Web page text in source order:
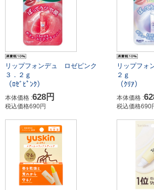
リップフォンデュ ロゼピンク
３．２ｇ
（ﾛｾﾞﾋﾟﾝｸ）
本体価格 :628円
税込価格690円
リップフ
２ｇ
（ｸﾘｱ）
本体価格 :
税込価格690